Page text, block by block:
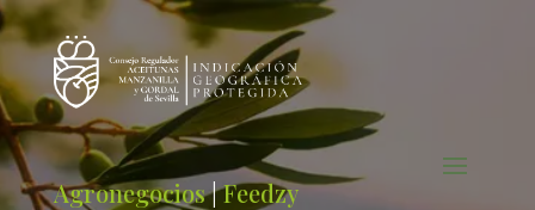
Agronegocios|Feedzy